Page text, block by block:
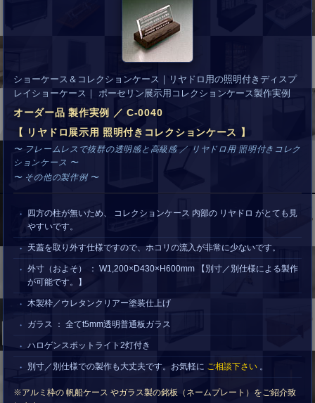
ショーケース＆コレクションケース｜リヤドロ用の照明付きディスプ
レイショーケース｜ ポーセリン展示用コレクションケース製作実例
オーダー品 製作実例 ／ C-0040
【 リヤドロ展示用 照明付きコレクションケース 】
〜 フレームレスで抜群の透明感と高級感 ／ リヤドロ用 照明付きコレク
ションケース 〜
〜 その他の製作例 〜
四方の柱が無いため、 コレクションケース 内部の リヤドロ がとても見
やすいです。
天蓋を取り外す仕様ですので、ホコリの流入が非常に少ないです。
外寸（およそ） ： W1,200×D430×H600mm 【別寸／別仕様による製作
が可能です。】
木製枠／ウレタンクリアー塗装仕上げ
ガラス ： 全てt5mm透明普通板ガラス
ハロゲンスポットライト2灯付き
別寸／別仕様での製作も大丈夫です。お気軽に ご相談下さい 。
※アルミ枠の 帆船ケース やガラス製の銘板（ネームプレート）をご紹介致